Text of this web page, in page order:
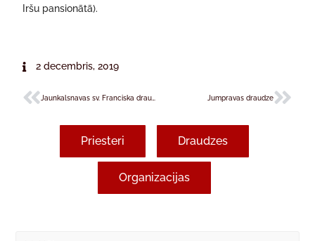
Iršu pansionātā).
2 decembris, 2019
Jumpravas draudze
Priesteri Draudzes
Organizacijas